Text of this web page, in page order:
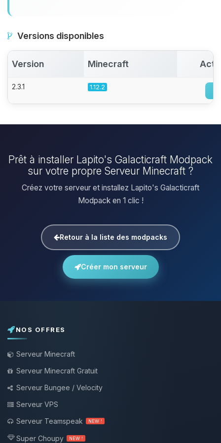
Versions disponibles
Version Minecraft
2.3.1 1.12.2
Prêt à installer Lapito's Galacticraft Modpack
sur votre propre Serveur Minecraft ?
Créez votre serveur et installez Lapito's Galacticraft
Modpack en 1 clic !
Retour à la liste des modpacks
Créer mon serveur
NOS OFFRES
Serveur Minecraft
Serveur Minecraft Gratuit
Serveur Bungee / Velocity
Serveur VPS
Serveur Teamspeak
NEW !
Super Choupy NEW !